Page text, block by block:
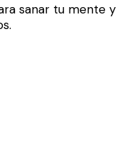
sanar tu mente y